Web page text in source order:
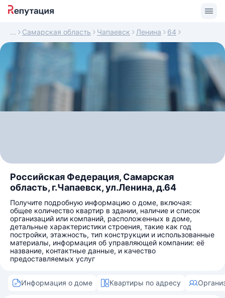
Самарская область Чапаевск Ленина 64
Российская Федерация, Самарская
область, г.Чапаевск, ул.Ленина, д.64
Получите подробную информацию о доме, включая:
общее количество квартир в здании, наличие и список
организаций или компаний, расположенных в доме,
детальные характеристики строения, такие как год
постройки, этажность, тип конструкции и использованные
материалы, информация об управляющей компании: её
название, контактные данные, и качество
предоставляемых услуг
Информация о доме Квартиры по адресу